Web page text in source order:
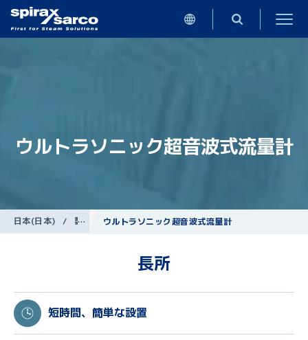
ウルトラソニック超音波式流量計
日本(日本) / 製品 流量計
ウルトラソニック超音波式流量計
長所
短時間、簡単な設置